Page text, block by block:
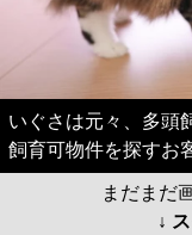
いぐさは元々、多頭
飼育可物件を探すお
まだまだ
↓